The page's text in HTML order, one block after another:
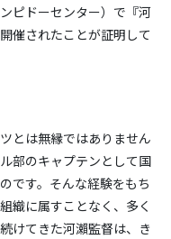
ンピドーセンター）で『河
催されたことが証明して
とは無縁ではありません
部のキャプテンとして国
です。そんな経験をもち
織に属すことなく、多く
けてきた河瀨監督は、き